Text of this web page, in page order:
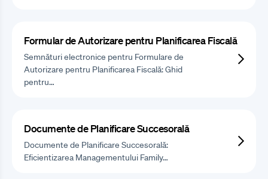
Formular de Autorizare pentru Planificarea Fiscală
Semnături electronice pentru Formulare de
Autorizare pentru Planificarea Fiscală: Ghid
pentru…
Documente de Planificare Succesorală
Documente de Planificare Succesorală:
Eficientizarea Managementului Family…